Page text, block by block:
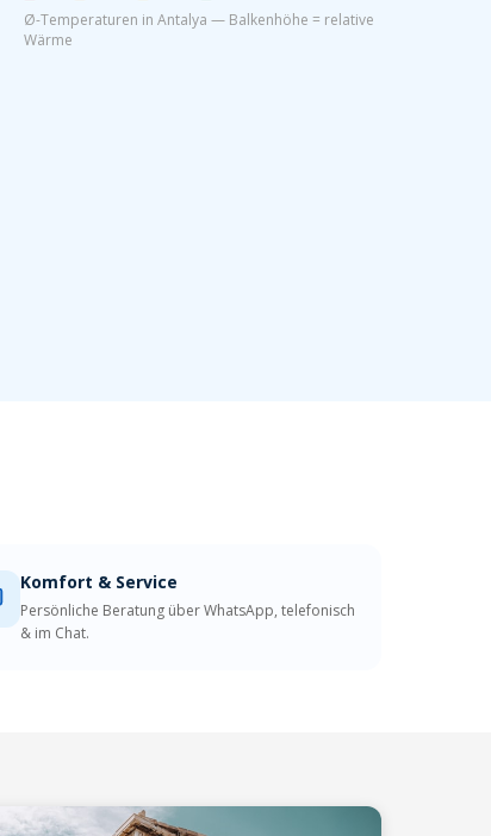
Ø-Temperaturen in Antalya — Balkenhöhe = relative
Wärme
Komfort & Service
Persönliche Beratung über WhatsApp, telefonisch
& im Chat.